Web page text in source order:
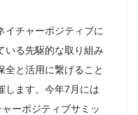
イチャーポジティブに
いる先駆的な取り組み
全と活用に繋げること
します。今年7月には
ーポジティブサミッ